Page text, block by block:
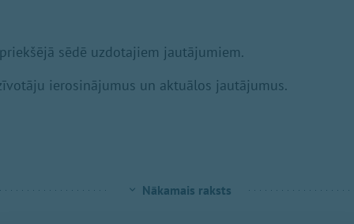
sēdē uzdotajiem jautājumiem.
ierosinājumus un aktuālos jautājumus.
Nākamais raksts